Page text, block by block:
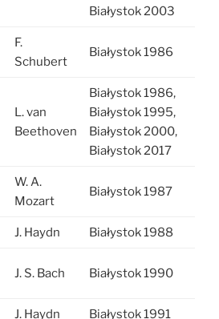
Białystok 2003
F.
Schubert
Białystok 1986
L. van
Beethoven
Białystok 1986,
Białystok 1995,
Białystok 2000,
Białystok 2017
W. A.
Mozart
Białystok 1987
J. Haydn Białystok 1988
J. S. Bach Białystok 1990
J. Haydn Białystok 1991